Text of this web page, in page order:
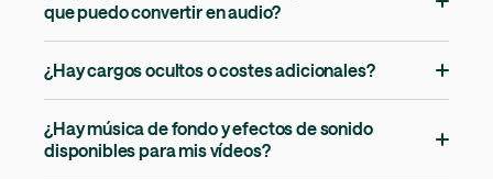
que puedo convertir en audio?
¿Hay cargos ocultos o costes adicionales?
¿Hay música de fondo y efectos de sonido
disponibles para mis vídeos?